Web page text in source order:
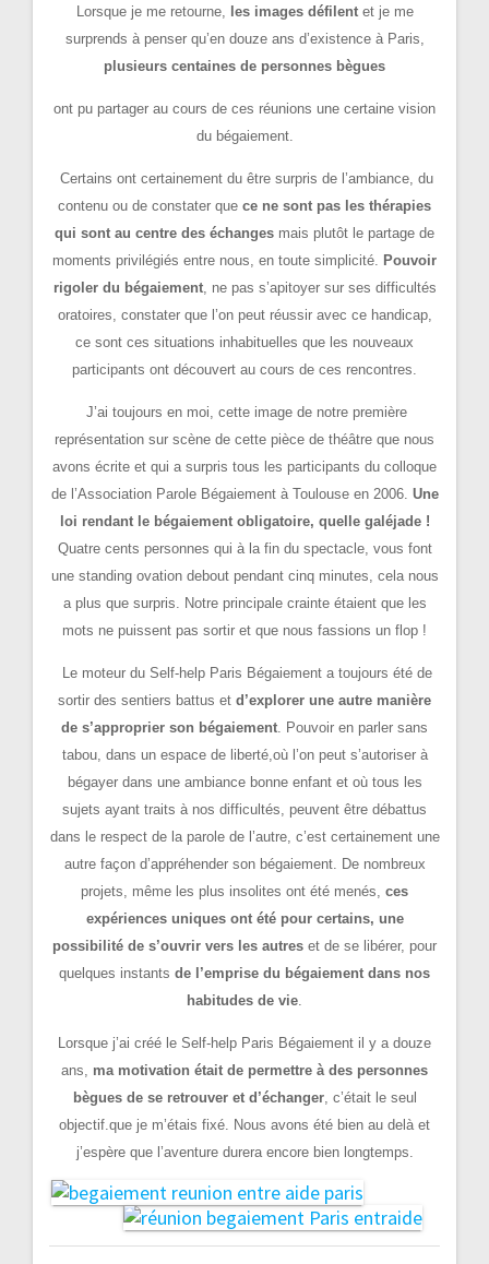
Lorsque je me retourne, les images défilentet je me
surprends à penser qu’en douze ans d’existence à Paris,
plusieurs centaines de personnes bègues
ont pu partager au cours de ces réunions une certaine vision
du bégaiement.
Certains ont certainement du être surpris de l’ambiance, du
contenu ou de constater que ce ne sont pas les thérapies
qui sont au centre des échanges mais plutôt le partage de
moments privilégiés entre nous, en toute simplicité. Pouvoir
rigoler du bégaiement, ne pas s’apitoyer sur ses difficultés
oratoires, constater que l’on peut réussir avec ce handicap,
ce sont ces situations inhabituelles que les nouveaux
participants ont découvert au cours de ces rencontres.
J’ai toujours en moi, cette image de notre première
représentation sur scène de cette pièce de théâtre que nous
avons écrite et qui a surpris tous les participants du colloque
de l’Association Parole Bégaiement à Toulouse en 2006. Une
loi rendant le bégaiement obligatoire, quelle galéjade !
Quatre cents personnes qui à la fin du spectacle, vous font
une standing ovation debout pendant cinq minutes, cela nous
a plus que surpris. Notre principale crainte étaient que les
mots ne puissent pas sortir et que nous fassions un flop !
Le moteur du Self-help Paris Bégaiement a toujours été de
sortir des sentiers battus et d’explorer une autre manière
de s’approprier son bégaiement . Pouvoir en parler sans
tabou, dans un espace de liberté,où l’on peut s’autoriser à
bégayer dans une ambiance bonne enfant et où tous les
sujets ayant traits à nos difficultés, peuvent être débattus
dans le respect de la parole de l’autre, c’est certainement une
autre façon d’appréhender son bégaiement. De nombreux
projets, même les plus insolites ont été menés, ces
expériences uniques ont été pour certains, une
possibilité de s’ouvrir vers les autres et de se libérer, pour
quelques instants de l’emprise du bégaiement dans nos
habitudes de vie
Lorsque j’ai créé le Self-help Paris Bégaiement il y a douze
ans, ma motivation était de permettre à des personnes
bègues de se retrouver et d’échanger, c’était le seul
objectif.que je m’étais fixé. Nous avons été bien au delà et
j’espère que l’aventure durera encore bien longtemps.